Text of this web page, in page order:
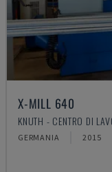
X-MILL 640
KNUTH - CENTRO DI
GERMANIA 2015